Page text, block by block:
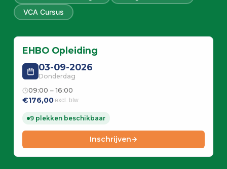
VCA Cursus
EHBO Opleiding
03-09-2026
Donderdag
09:00 – 16:00
€176,00excl. btw
9 plekken beschikbaar
Inschrijven